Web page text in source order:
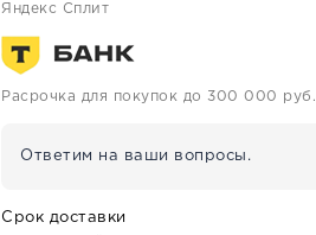
Яндекс Сплит
Расрочка для покупок до 300 000 руб.
Ответим на ваши вопросы.
Срок доставки